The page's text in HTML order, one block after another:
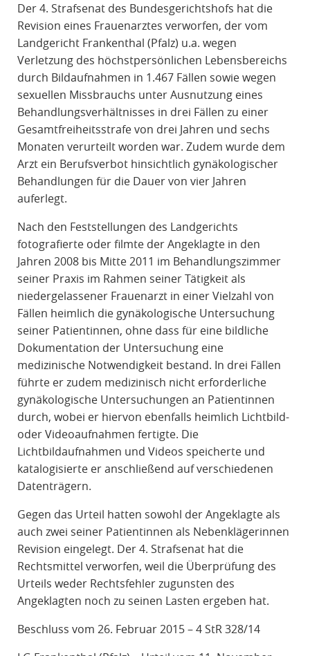
Der 4. Strafsenat des Bundesgerichtshofs hat die
Revision eines Frauenarztes verworfen, der vom
Landgericht Frankenthal (Pfalz) u.a. wegen
Verletzung des höchstpersönlichen Lebensbereichs
durch Bildaufnahmen in 1.467 Fällen sowie wegen
sexuellen Missbrauchs unter Ausnutzung eines
Behandlungsverhältnisses in drei Fällen zu einer
Gesamtfreiheitsstrafe von drei Jahren und sechs
Monaten verurteilt worden war. Zudem wurde dem
Arzt ein Berufsverbot hinsichtlich gynäkologischer
Behandlungen für die Dauer von vier Jahren
auferlegt.
Nach den Feststellungen des Landgerichts
fotografierte oder filmte der Angeklagte in den
Jahren 2008 bis Mitte 2011 im Behandlungszimmer
seiner Praxis im Rahmen seiner Tätigkeit als
niedergelassener Frauenarzt in einer Vielzahl von
Fällen heimlich die gynäkologische Untersuchung
seiner Patientinnen, ohne dass für eine bildliche
Dokumentation der Untersuchung eine
medizinische Notwendigkeit bestand. In drei Fällen
führte er zudem medizinisch nicht erforderliche
gynäkologische Untersuchungen an Patientinnen
durch, wobei er hiervon ebenfalls heimlich Lichtbild-
oder Videoaufnahmen fertigte. Die
Lichtbildaufnahmen und Videos speicherte und
katalogisierte er anschließend auf verschiedenen
Datenträgern.
Gegen das Urteil hatten sowohl der Angeklagte als
auch zwei seiner Patientinnen als Nebenklägerinnen
Revision eingelegt. Der 4. Strafsenat hat die
Rechtsmittel verworfen, weil die Überprüfung des
Urteils weder Rechtsfehler zugunsten des
Angeklagten noch zu seinen Lasten ergeben hat.
Beschluss vom 26. Februar 2015 – 4 StR 328/14